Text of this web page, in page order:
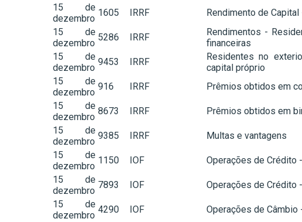
15 de
dezembro
1605 IRRF Rendimento de Capital
15 de
dezembro
5286 IRRF
Rendimentos -
financeiras
15 de
dezembro
9453 IRRF
Residentes no
capital próprio
15 de
dezembro
916 IRRF Prêmios obtidos em
15 de
dezembro
8673 IRRF Prêmios obtidos em
15 de
dezembro
9385 IRRF Multas e vantagens
15 de
dezembro
1150 IOF Operações de Crédito
15 de
dezembro
7893 IOF Operações de Crédito
15 de
dezembro
4290 IOF Operações de Câmbio